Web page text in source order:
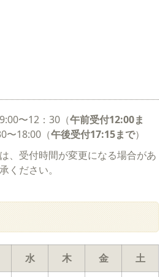
〜12：30（午前受付12:00ま
〜18:00（午後受付17:15まで）
、受付時間が変更になる場合があ
ください。
水 木 金
土